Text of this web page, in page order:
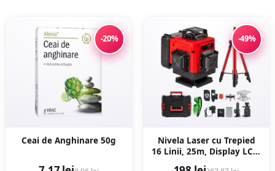
-20%
Ceai de Anghinare 50g
-49%
Nivela Laser cu Trepied
16 Linii, 25m, Display LCD,